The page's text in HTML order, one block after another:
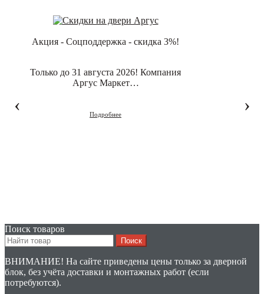
Акция - Соцподдержка - скидка 3%!
Только до 31 августа 2026! Компания
Аргус Маркет…
Подробнее
‹ ›
Поиск товаров
Search
for:
ВНИМАНИЕ! На сайте приведены цены только за дверной
блок, без учёта доставки и монтажных работ (если
потребуются).